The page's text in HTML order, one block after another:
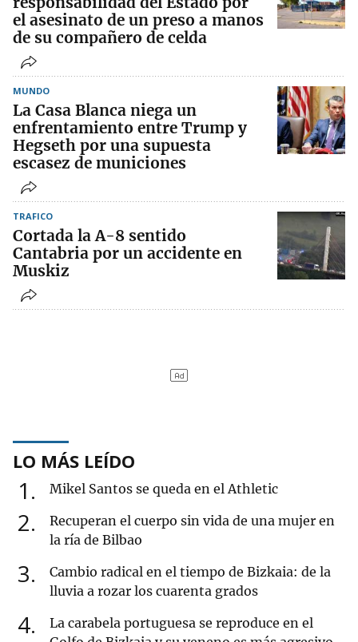
el asesinato de un preso a manos
de su compañero de celda
MUNDO
La Casa Blanca niega un
enfrentamiento entre Trump y
Hegseth por una supuesta
escasez de municiones
TRAFICO
Cortada la A-8 sentido
Cantabria por un accidente en
Muskiz
LO MÁS LEÍDO
1 Mikel Santos se queda en el Athletic
2
Recuperan el cuerpo sin vida de una mujer en
la ría de Bilbao
3
Cambio radical en el tiempo de Bizkaia: de la
lluvia a rozar los cuarenta grados
4
La carabela portuguesa se reproduce en el